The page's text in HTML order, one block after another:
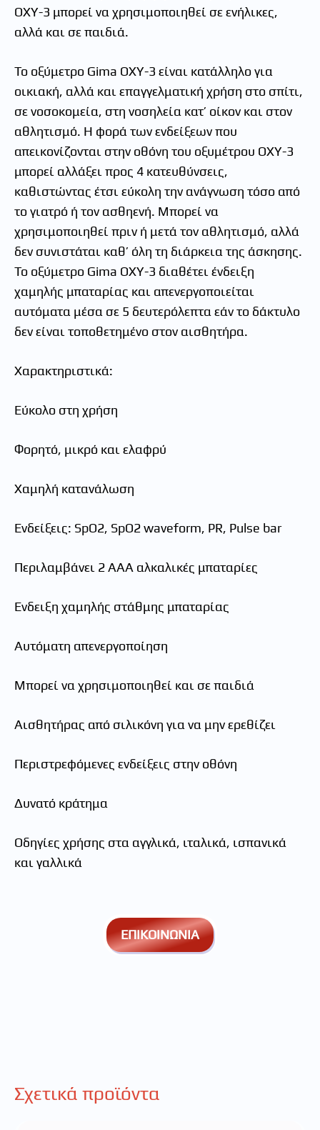
OXY-3 μπορεί να χρησιμοποιηθεί σε ενήλικες,
αλλά και σε παιδιά.
Το οξύμετρο Gima OXY-3 είναι κατάλληλο για
οικιακή, αλλά και επαγγελματική χρήση στο σπίτι,
σε νοσοκομεία, στη νοσηλεία κατ’ οίκον και στον
αθλητισμό. Η φορά των ενδείξεων που
απεικονίζονται στην οθόνη του οξυμέτρου OXY-3
μπορεί αλλάξει προς 4 κατευθύνσεις,
καθιστώντας έτσι εύκολη την ανάγνωση τόσο από
το γιατρό ή τον ασθηενή. Μπορεί να
χρησιμοποιηθεί πριν ή μετά τον αθλητισμό, αλλά
δεν συνιστάται καθ’ όλη τη διάρκεια της άσκησης.
Το οξύμετρο Gima OXY-3 διαθέτει ένδειξη
χαμηλής μπαταρίας και απενεργοποιείται
αυτόματα μέσα σε 5 δευτερόλεπτα εάν το δάκτυλο
δεν είναι τοποθετημένο στον αισθητήρα.
Χαρακτηριστικά:
Εύκολο στη χρήση
Φορητό, μικρό και ελαφρύ
Χαμηλή κατανάλωση
Ενδείξεις: SpO2, SpO2 waveform, PR, Pulse bar
Περιλαμβάνει 2 AAA αλκαλικές μπαταρίες
Ένδειξη χαμηλής στάθμης μπαταρίας
Αυτόματη απενεργοποίηση
Μπορεί να χρησιμοποιηθεί και σε παιδιά
Αισθητήρας από σιλικόνη για να μην ερεθίζει
Περιστρεφόμενες ενδείξεις στην οθόνη
Δυνατό κράτημα
Οδηγίες χρήσης στα αγγλικά, ιταλικά, ισπανικά
και γαλλικά
ΕΠΙΚΟΙΝΩΝΙΑ
Σχετικά προϊόντα